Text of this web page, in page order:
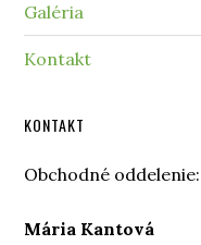
Galéria
Kontakt
KONTAKT
Obchodné oddelenie:
Mária Kantová